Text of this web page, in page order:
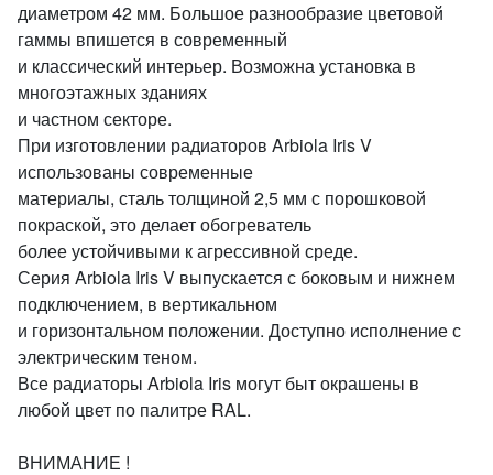
диаметром 42 мм. Большое разнообразие цветовой
гаммы впишется в современный
и классический интерьер. Возможна установка в
многоэтажных зданиях
и частном секторе.
При изготовлении радиаторов Arbiola Iris V
использованы современные
материалы, сталь толщиной 2,5 мм с порошковой
покраской, это делает обогреватель
более устойчивыми к агрессивной среде.
Серия Arbiola Iris V выпускается с боковым и нижнем
подключением, в вертикальном
и горизонтальном положении. Доступно исполнение с
электрическим теном.
Все радиаторы Arbiola Iris могут быт окрашены в
любой цвет по палитре RAL.
ВНИМАНИЕ !